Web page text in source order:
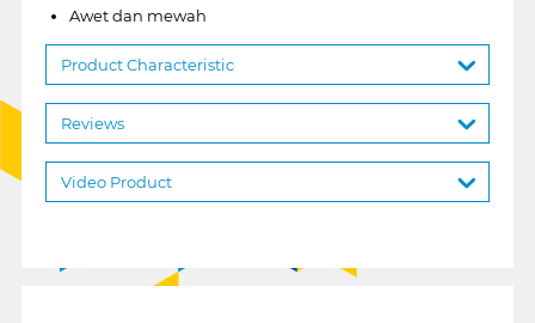
Awet dan mewah
Product Characteristic
Reviews
Video Product